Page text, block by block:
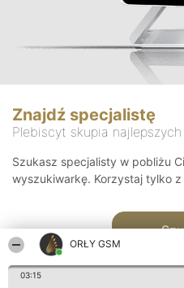
ORŁY GSM
03:15
Znajdź specjalistę
Plebiscyt skupia
Szukasz specjalisty w pobliżu
wyszukiwarkę. Korzystaj tylko z